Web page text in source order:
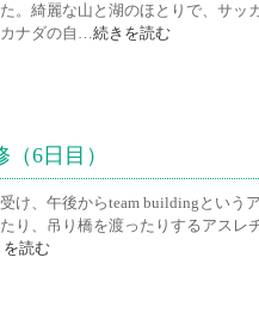
。綺麗な山と湖のほとりで、サッ
ナダの自…続きを読む
6日目）
け、午後からteam buildingという
り、吊り橋を渡ったりするアス
読む